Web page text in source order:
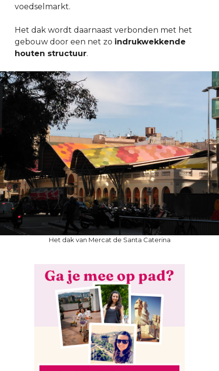
voedselmarkt.
Het dak wordt daarnaast verbonden met het
gebouw door een net zo indrukwekkende
houten structuur.
Het dak van Mercat de Santa Caterina